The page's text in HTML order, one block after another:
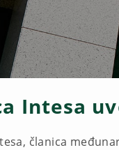
Intesa
članica